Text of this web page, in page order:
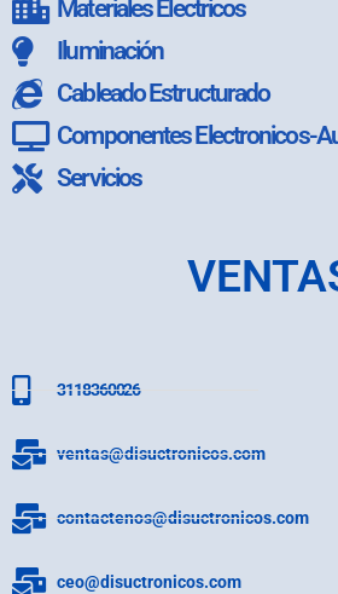
Materiales Electricos
Iluminación
Cableado Estructurado
Componentes Electronicos-
Servicios
3118360026
ventas@disuctronicos.com
contactenos@disuctronicos.com
ceo@disuctronicos.com